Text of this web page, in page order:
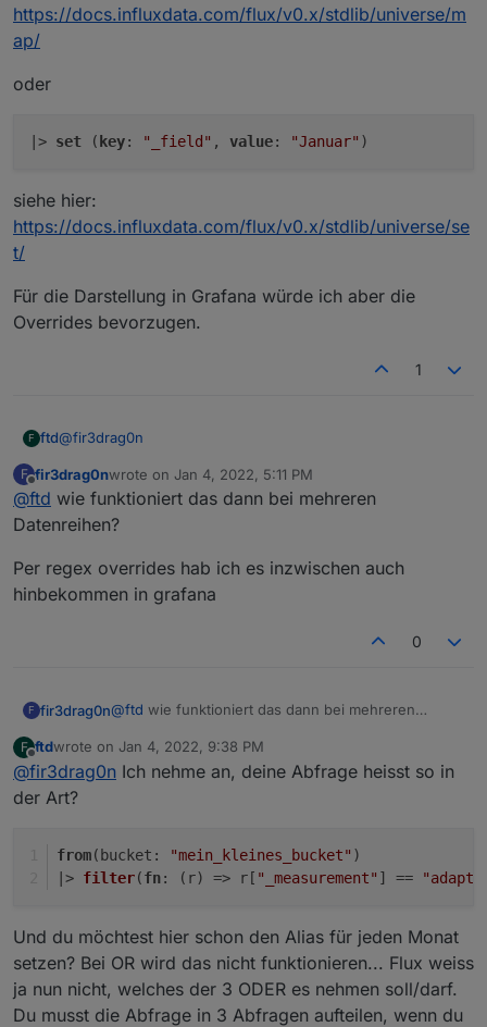
https://docs.influxdata.com/flux/v0.x/stdlib/universe/m
ap/
oder
|> set ( key: "_field" , value: "Januar"
siehe hier:
https://docs.influxdata.com/flux/v0.x/stdlib/universe/se
t/
Für die Darstellung in Grafana würde ich aber die
Overrides bevorzugen.
1
F ftd@fir3drag0n
kannst du mitmapoder mitsetmachen
https://docs.influxdata.com/flux/v0.x/stdlib/universe/map/
oder
https://docs.influxdata.com/flux/v0.x/stdlib/universe/set/
Für die Darstellung in Grafana würde ich aber die Overrides
bevorzugen.
F
Offline
fir3drag0nwrote on Jan 4, 2022, 5:11 PM
last edited by
@ftd wie funktioniert das dann bei mehreren
Datenreihen?
Per regex overrides hab ich es inzwischen auch
hinbekommen in grafana
0
F fir3drag0n@ftd wie funktioniert das dann bei mehreren
Per regex overrides hab ich es inzwischen auch
hinbekommen in grafana
F
Offline
ftdwrote on Jan 4, 2022, 9:38 PM
last edited by
@fir3drag0n Ich nehme an, deine Abfrage heisst so in
der Art?
from(bucket: "mein_kleines_bucket" )
|> filter(fn: ( r) => r[ "_measurement" ] ==
Und du möchtest hier schon den Alias für jeden Monat
setzen? Bei OR wird das nicht funktionieren... Flux weiss
ja nun nicht, welches der 3 ODER es nehmen soll/darf.
Du musst die Abfrage in 3 Abfragen aufteilen, wenn du